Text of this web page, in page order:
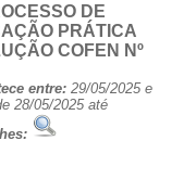
DE
PRÁTICA
COFEN Nº
entre: 29/05/2025 e
28/05/2025 até